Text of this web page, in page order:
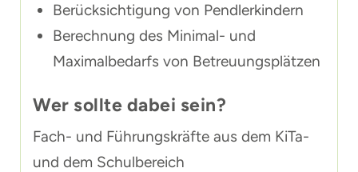
Berücksichtigung von Pendlerkindern
Berechnung des Minimal- und
Maximalbedarfs von Betreuungsplätzen
Wer sollte dabei sein?
Fach- und Führungskräfte aus dem KiTa-
und dem Schulbereich